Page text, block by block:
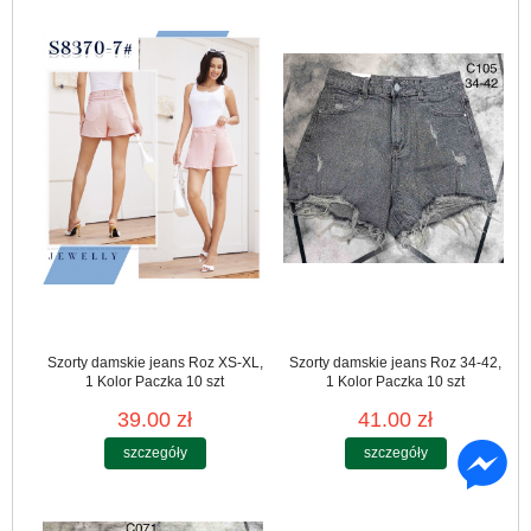
Szorty damskie jeans Roz XS-XL,
1 Kolor Paczka 10 szt
39.00 zł
szczegóły
Szorty damskie jeans Roz 34-42,
1 Kolor Paczka 10 szt
41.00 zł
szczegóły